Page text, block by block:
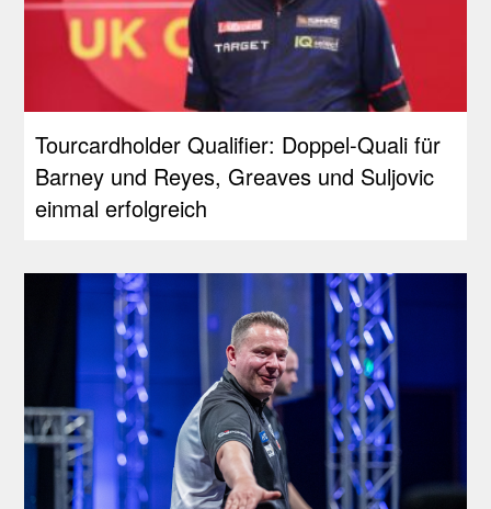
Tourcardholder Qualifier: Doppel-Quali für
Barney und Reyes, Greaves und Suljovic
einmal erfolgreich